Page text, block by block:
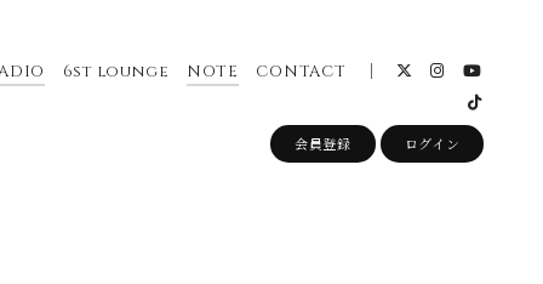
6st lounge NOTE CONTACT
会員登録 ログイン